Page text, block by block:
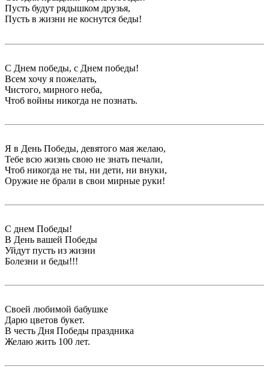
Пусть будут рядышком друзья,
Пусть в жизни не коснутся беды!
С Днем победы, с Днем победы!
Всем хочу я пожелать,
Чистого, мирного неба,
Чтоб войны никогда не познать.
Я в День Победы, девятого мая желаю,
Тебе всю жизнь свою не знать печали,
Чтоб никогда не ты, ни дети, ни внуки,
Оружие не брали в свои мирные руки!
С днем Победы!
В День вашей Победы
Уйдут пусть из жизни
Болезни и беды!!!
Своей любимой бабушке
Дарю цветов букет.
В честь Дня Победы праздника
Желаю жить 100 лет.